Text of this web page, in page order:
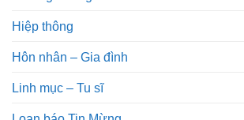
Hiệp thông
Hôn nhân – Gia đình
Linh mục – Tu sĩ